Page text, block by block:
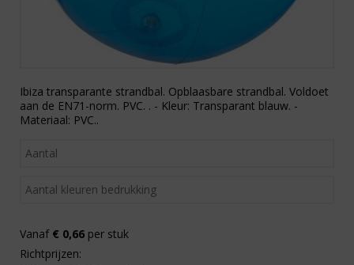
Ibiza transparante strandbal. Opblaasbare strandbal. Voldoet
aan de EN71-norm. PVC. . - Kleur: Transparant blauw. -
Materiaal: PVC..
Vanaf € 0,66 per stuk
Richtprijzen: